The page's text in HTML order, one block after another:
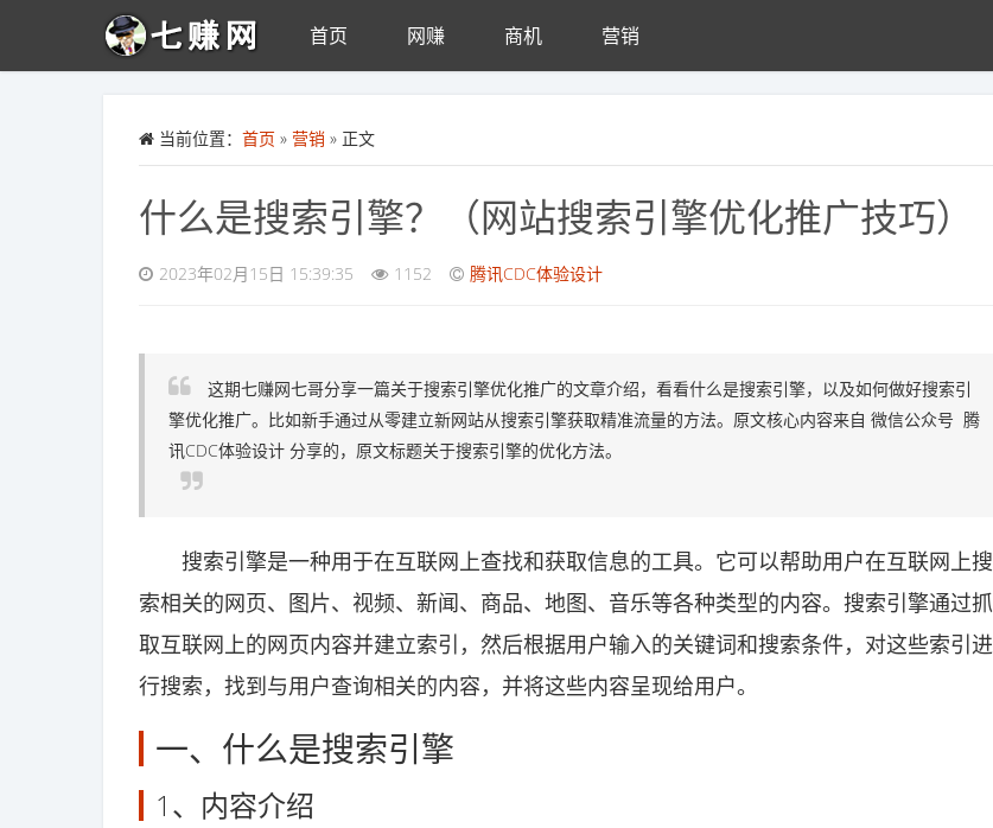
首页 网赚 商机 营销
当前位置： 首页 » 营销 » 正文
什么是搜索引擎？（网站搜索引擎优化推广技巧）
2023年02月15日 15:39:35 1152 腾讯CDC体验设计
这期七赚网七哥分享一篇关于搜索引擎优化推广的文章介绍，看看什么是搜索引擎，以及如何做好搜索引
擎优化推广。比如新手通过从零建立新网站从搜索引擎获取精准流量的方法。原文核心内容来自 微信公众号 腾
讯CDC体验设计 分享的，原文标题关于搜索引擎的优化方法。
搜索引擎是一种用于在互联网上查找和获取信息的工具。它可以帮助用户在互联网上搜
索相关的网页、图片、视频、新闻、商品、地图、音乐等各种类型的内容。搜索引擎通过抓
取互联网上的网页内容并建立索引，然后根据用户输入的关键词和搜索条件，对这些索引进
行搜索，找到与用户查询相关的内容，并将这些内容呈现给用户。
一、什么是搜索引擎
1、内容介绍